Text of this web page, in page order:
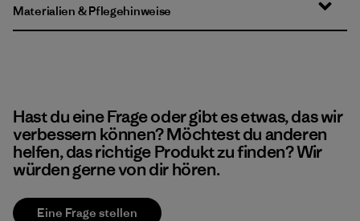
Materialien & Pflegehinweise
Hast du eine Frage oder gibt es etwas, das wir
verbessern können? Möchtest du anderen
helfen, das richtige Produkt zu finden? Wir
würden gerne von dir hören.
Eine Frage stellen